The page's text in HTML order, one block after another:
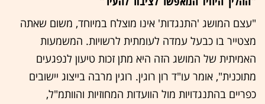
"עצם המושג 'התנגדות' אינו מוצלח במיוחד, משום שאתה
מצטייר בו כבעל עמדה לעומתית לרשויות. המשמעות
האמיתית של המושג הזה היא מתן זכות טיעון לנפגעים
מתוכנית", אומר עו"ד רון רוגין. רוגין מרבה בייצוג יישובים
כפריים בהתנגדויות מול הוועדות המחוזיות והוותמ"ל,